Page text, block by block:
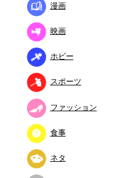
漫画
映画
ホビー
スポーツ
ファッション
食事
ネタ